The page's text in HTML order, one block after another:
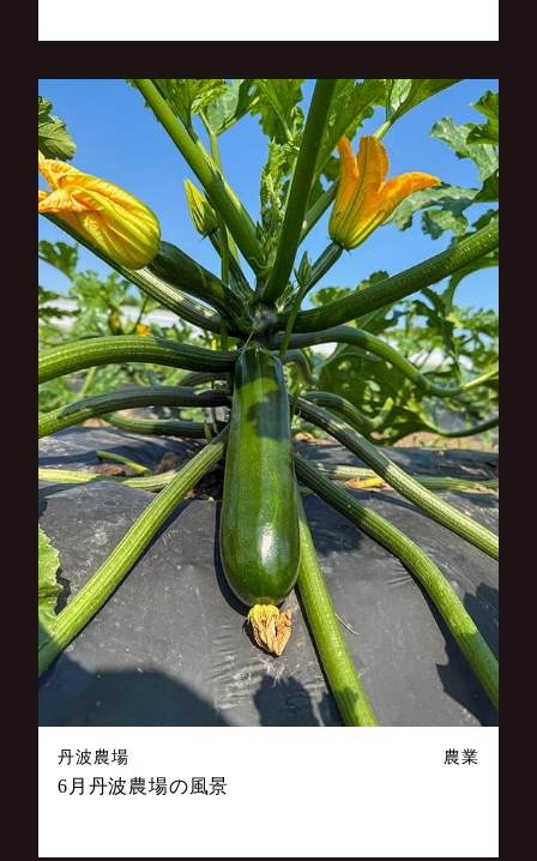
丹波農場 農業
6月丹波農場の風景